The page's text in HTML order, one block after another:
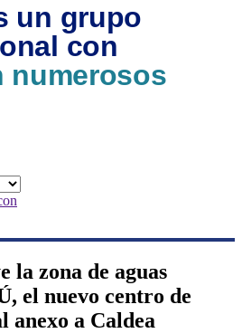
un grupo
con
numerosos
la zona de aguas
el nuevo centro de
anexo a Caldea